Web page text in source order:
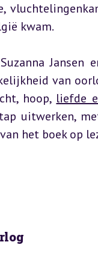
kwam.
Jansen
van
hoop, liefde
uitwerken,
het boek op